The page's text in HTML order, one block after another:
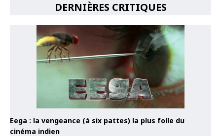
DERNIÈRES CRITIQUES
Eega : la vengeance (à six pattes) la plus folle du
cinéma indien